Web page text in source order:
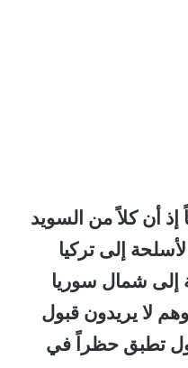
إذ أن كلاً من السويد
إلى تركيا
إلى شمال سوريا
وهم لا يريدون قبول
تطبق حظراً في